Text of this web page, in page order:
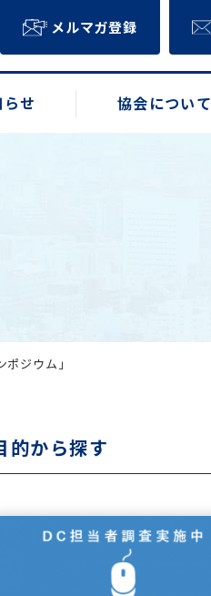
メルマガ登録
せ 協会について
ジウム」
的から探す